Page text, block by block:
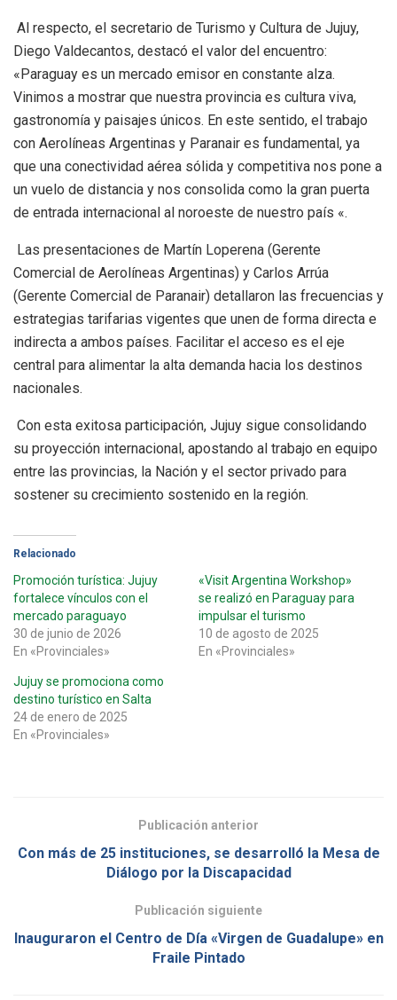
Al respecto, el secretario de Turismo y Cultura de Jujuy,
Diego Valdecantos, destacó el valor del encuentro:
«Paraguay es un mercado emisor en constante alza.
Vinimos a mostrar que nuestra provincia es cultura viva,
gastronomía y paisajes únicos. En este sentido, el trabajo
con Aerolíneas Argentinas y Paranair es fundamental, ya
que una conectividad aérea sólida y competitiva nos pone a
un vuelo de distancia y nos consolida como la gran puerta
de entrada internacional al noroeste de nuestro país «.
Las presentaciones de Martín Loperena (Gerente
Comercial de Aerolíneas Argentinas) y Carlos Arrúa
(Gerente Comercial de Paranair) detallaron las frecuencias y
estrategias tarifarias vigentes que unen de forma directa e
indirecta a ambos países. Facilitar el acceso es el eje
central para alimentar la alta demanda hacia los destinos
nacionales.
Con esta exitosa participación, Jujuy sigue consolidando
su proyección internacional, apostando al trabajo en equipo
entre las provincias, la Nación y el sector privado para
sostener su crecimiento sostenido en la región.
Relacionado
Promoción turística: Jujuy
fortalece vínculos con el
mercado paraguayo
30 de junio de 2026
En «Provinciales»
«Visit Argentina Workshop»
se realizó en Paraguay para
impulsar el turismo
10 de agosto de 2025
En «Provinciales»
Jujuy se promociona como
destino turístico en Salta
24 de enero de 2025
En «Provinciales»
Publicación anterior
Con más de 25 instituciones, se desarrolló la Mesa de
Diálogo por la Discapacidad
Publicación siguiente
Inauguraron el Centro de Día «Virgen de Guadalupe» en
Fraile Pintado